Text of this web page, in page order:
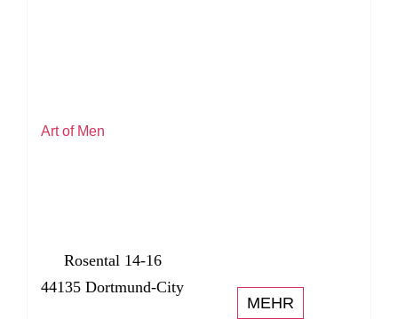
Art of Men
Rosental 14-16
44135 Dortmund-City
MEHR